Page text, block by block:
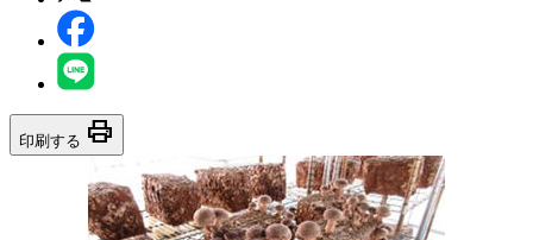
印刷する print